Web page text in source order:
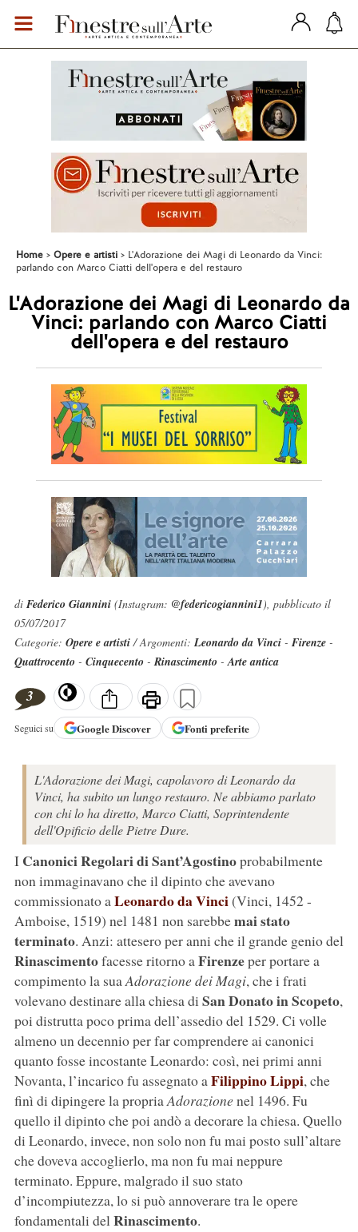
Home Opere e artisti
L'Adorazione dei Magi di Leonardo da Vinci:
parlando con Marco Ciatti dell'opera e del restauro
L'Adorazione dei Magi di Leonardo da
Vinci: parlando con Marco Ciatti
dell'opera e del restauro
di Federico Giannini(Instagram: @federicogiannini1), pubblicato il
05/07/2017
Categorie: Opere e artisti/ Argomenti:Leonardo da Vinci- Firenze-
Quattrocento - Cinquecento -Rinascimento -Arte antica
3
Seguici su GoogleDiscover Fonti preferite
L'Adorazione dei Magi, capolavoro di Leonardo da
Vinci, ha subito un lungo restauro. Ne abbiamo parlato
con chi lo ha diretto, Marco Ciatti, Soprintendente
dell'Opificio delle Pietre Dure.
I Canonici Regolari di Sant’Agostinoprobabilmente
non immaginavano che il dipinto che avevano
commissionato aLeonardo da Vinci(Vinci, 1452 -
Amboise, 1519) nel 1481 non sarebbemai stato
terminato. Anzi: attesero per anni che il grande genio del
Rinascimentofacesse ritorno aFirenzeper portare a
compimento la suaAdorazione dei Magi, che i frati
volevano destinare alla chiesa di San Donato in Scopeto,
poi distrutta poco prima dell’assedio del 1529. Ci volle
almeno un decennio per far comprendere ai canonici
quanto fosse incostante Leonardo: così, nei primi anni
Novanta, l’incarico fu assegnato aFilippino Lippi, che
finì di dipingere la propriaAdorazionenel 1496. Fu
quello il dipinto che poi andò a decorare la chiesa. Quello
di Leonardo, invece, non solo non fu mai posto sull’altare
che doveva accoglierlo, ma non fu mai neppure
terminato. Eppure, malgrado il suo stato
d’incompiutezza, lo si può annoverare tra le opere
fondamentali delRinascimento.